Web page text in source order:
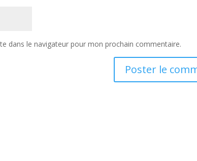
dans le navigateur pour mon prochain commentaire.